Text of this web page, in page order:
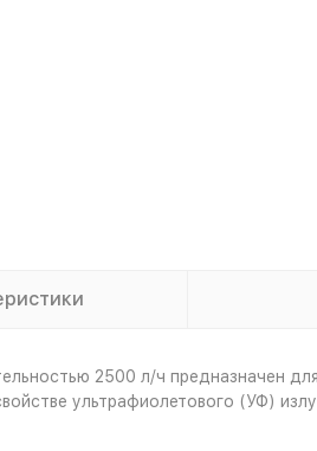
2500 л/ч предназначен
ультрафиолетового (УФ)